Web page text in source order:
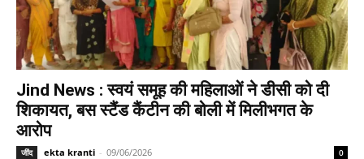
Jind News : स्वयं समूह की महिलाओं ने डीसी को दी
शिकायत, बस स्टैंड कैंटीन की बोली में मिलीभगत के
आरोप
जींद ekta kranti - 09/06/2026 0